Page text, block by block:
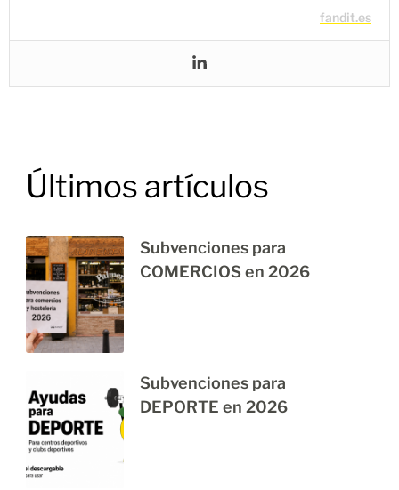
fandit.es
Últimos artículos
Subvenciones para
COMERCIOS en 2026
Subvenciones para
DEPORTE en 2026